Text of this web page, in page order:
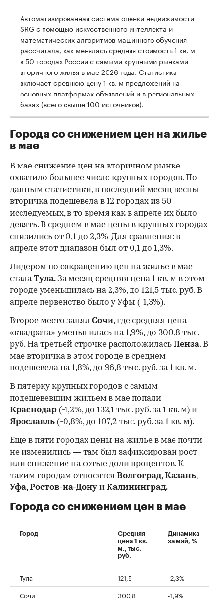
Автоматизированная система оценки недвижимости
SRG с помощью искусственного интеллекта и
математических алгоритмов машинного обучения
рассчитала, как менялась средняя стоимость 1 кв. м
в 50 городах России с самыми крупными рынками
вторичного жилья в мае 2026 года. Статистика
включает среднюю цену 1 кв. м предложений на
основных платформах объявлений и в региональных
базах (всего свыше 100 источников).
Города со снижением цен на жилье
в мае
В мае снижение цен на вторичном рынке
охватило большее число крупных городов. По
данным статистики, в последний месяц весны
вторичка подешевела в 12 городах из 50
исследуемых, в то время как в апреле их было
девять. В среднем в мае цены в крупных городах
снизились от 0,1 до 2,3%. Для сравнения: в
апреле этот диапазон был от 0,1 до 1,3%.
Лидером по сокращению цен на жилье в мае
сталаТула. За месяц средняя цена 1 кв. м в этом
городе уменьшилась на 2,3%, до 121,5 тыс. руб. В
апреле первенство было у Уфы (-1,3%).
Второе место занял Сочи, где средняя цена
«квадрата» уменьшилась на 1,9%, до 300,8 тыс.
руб. На третьей строчке расположилась Пенза. В
мае вторичка в этом городе в среднем
подешевела на 1,8%, до 96,8 тыс. руб. за 1 кв. м.
В пятерку крупных городов с самым
подешевевшим жильем в мае попали
Краснодар (-1,2%, до 132,1 тыс. руб. за 1 кв. м) и
Ярославль (-0,8%, до 107,2 тыс. руб. за 1 кв. м).
Еще в пяти городах цены на жилье в мае почти
не изменились — там был зафиксирован рост
или снижение на сотые доли процентов. К
таким городам относятся Волгоград, Казань,
Уфа, Ростов-на-Дону и Калининград.
Города со снижением цен в мае
Город
Средняя
цена 1 кв.
м., тыс.
руб.
Динамика
за май, %
Тула 121,5
-2,3%
Сочи
300,8
-1,9%